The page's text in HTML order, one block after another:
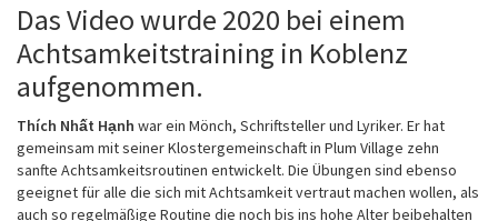
Das Video wurde 2020 bei einem
Achtsamkeitstraining in Koblenz
aufgenommen.
Thích Nhất Hạnh war ein Mönch, Schriftsteller und Lyriker. Er hat
gemeinsam mit seiner Klostergemeinschaft in Plum Village zehn
sanfte Achtsamkeitsroutinen entwickelt. Die Übungen sind ebenso
geeignet für alle die sich mit Achtsamkeit vertraut machen wollen, als
auch so regelmäßige Routine die noch bis ins hohe Alter beibehalten